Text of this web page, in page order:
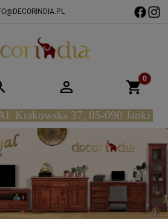
Krakowska 37, 05-090 Janki